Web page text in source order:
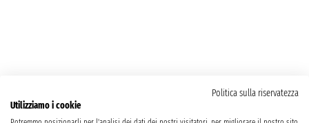
Politica sulla riservatezza
Utilizziamo i cookie